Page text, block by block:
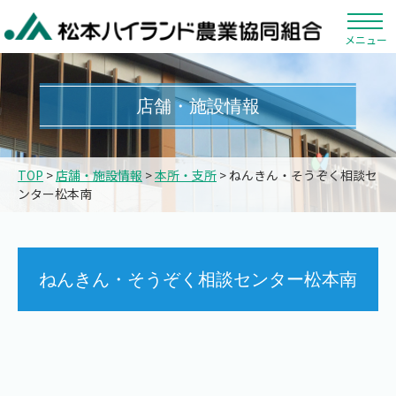
メニュー
店舗・施設情報
TOP >店舗・施設情報 >本所・支所 > ねんきん・そうぞく相談セ
ンター松本南
ねんきん・そうぞく相談センター松本南